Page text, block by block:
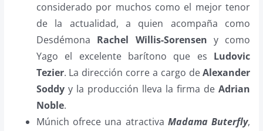
considerado por muchos como el mejor tenor
de la actualidad, a quien acompaña como
Desdémona Rachel Willis-Sorensen y como
Yago el excelente barítono que es Ludovic
Tezier. La dirección corre a cargo deAlexander
Soddyy la producción lleva la firma deAdrian
Noble.
Múnich ofrece una atractivaMadama Buterfly,